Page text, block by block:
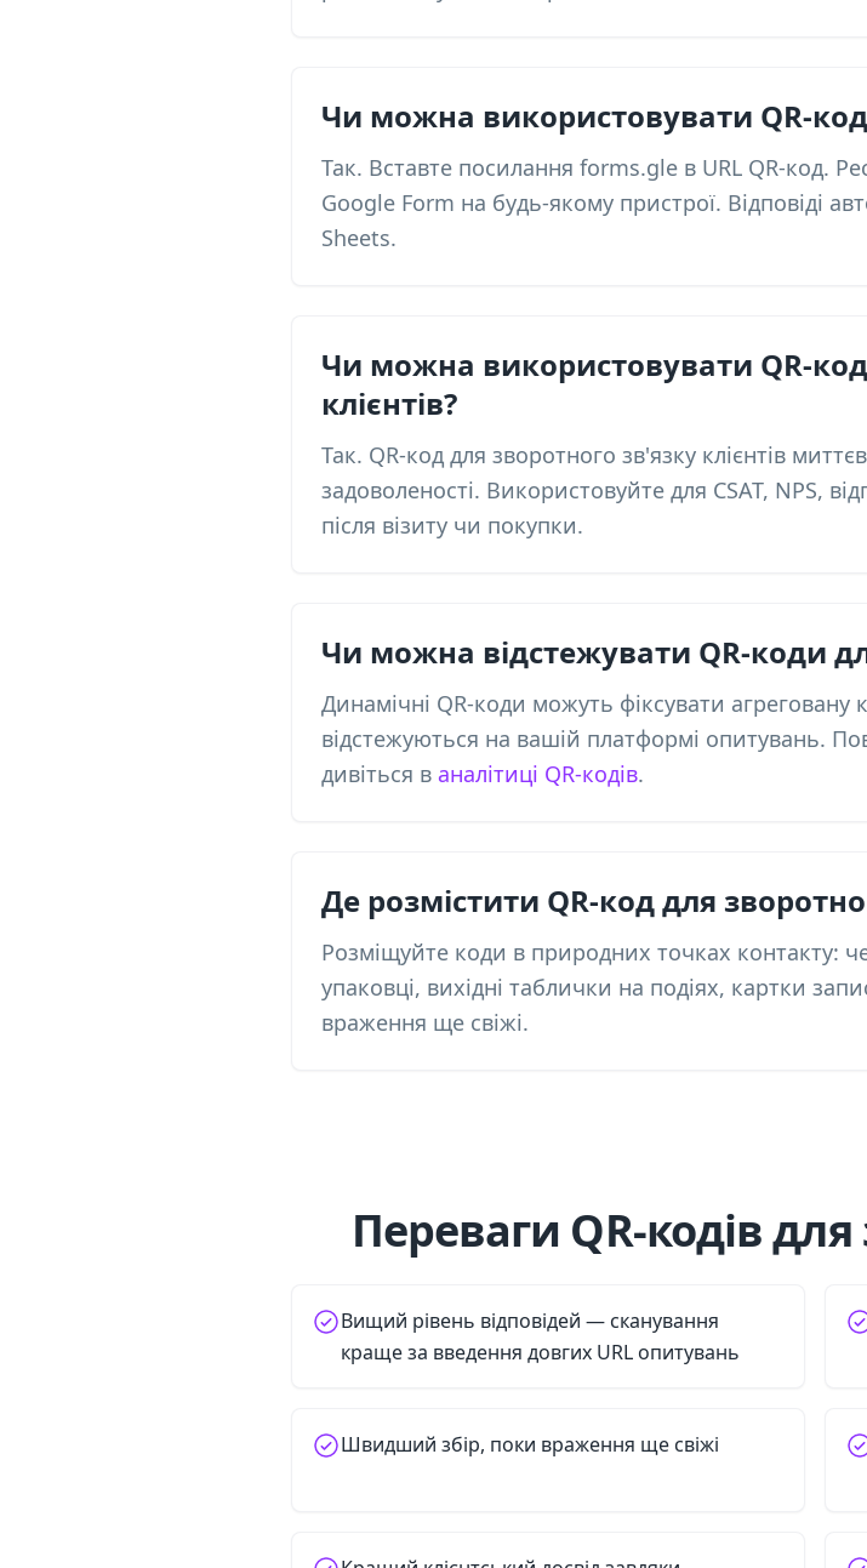
Чи можна використовувати QR-
Так. Вставте посилання forms.gle в URL QR-код.
Google Form на будь-якому пристрої. Відповіді
Sheets.
Чи можна використовувати QR-
клієнтів?
Так. QR-код для зворотного зв'язку клієнтів
задоволеності. Використовуйте для CSAT, NPS,
після візиту чи покупки.
Чи можна відстежувати QR-коди
Динамічні QR-коди можуть фіксувати агреговану
відстежуються на вашій платформі опитувань.
дивіться в аналітиці QR-кодів.
Де розмістити QR-код для
Розміщуйте коди в природних точках контакту:
упаковці, вихідні таблички на подіях, картки
враження ще свіжі.
Переваги QR-кодів
Вищий рівень відповідей — сканування
краще за введення довгих URL опитувань
Швидший збір, поки враження ще свіжі